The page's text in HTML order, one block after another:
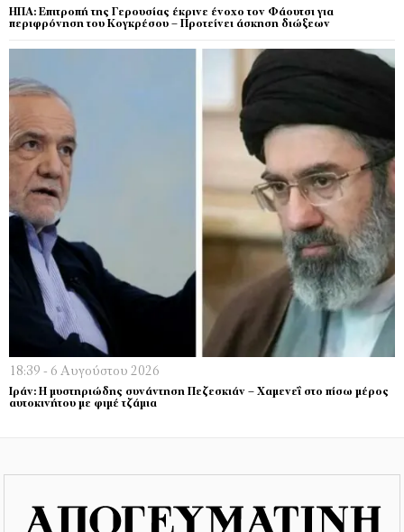
ΗΠΑ: Επιτροπή της Γερουσίας έκρινε ένοχο τον Φάουτσι για
περιφρόνηση του Κογκρέσου – Προτείνει άσκηση διώξεων
18:39 - 6 Αυγούστου 2026
Ιράν: Η μυστηριώδης συνάντηση Πεζεσκιάν – Χαμενεΐ στο πίσω μέρος
αυτοκινήτου με φιμέ τζάμια